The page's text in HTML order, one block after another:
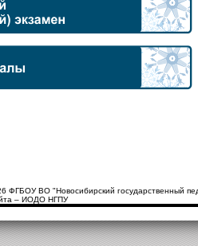
ФГБОУ ВО "Новосибирский государственный
– ИОДО НГПУ